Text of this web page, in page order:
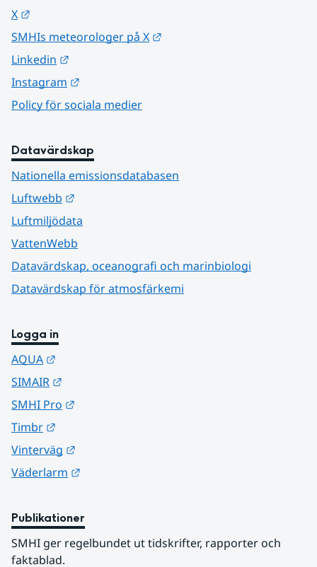
X
SMHIs meteorologer på X
Linkedin
Instagram
Policy för sociala medier
Datavärdskap
Nationella emissionsdatabasen
Luftwebb
Luftmiljödata
VattenWebb
Datavärdskap, oceanografi och marinbiologi
Datavärdskap för atmosfärkemi
Logga in
AQUA
SIMAIR
SMHI Pro
Timbr
Vinterväg
Väderlarm
Publikationer
SMHI ger regelbundet ut tidskrifter, rapporter och
faktablad.